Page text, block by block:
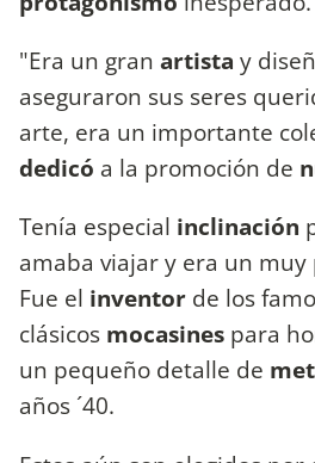
"Era un gran artista y
aseguraron sus seres
arte, era un importante
dedicó a la promoción de
Tenía especial inclinación
amaba viajary era un muy
Fue el inventor de los
clásicos mocasines para
un pequeño detalle de
años ´40.